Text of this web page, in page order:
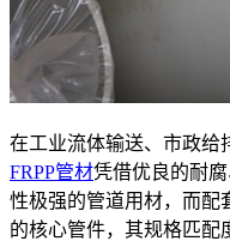
在工业流体输送、市政给
FRPP管材凭借优良的耐
性极强的管道用材，而配
的核心管件，其规格匹配